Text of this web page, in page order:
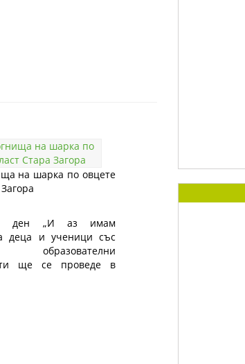
на шарка по овцете
ден „И аз имам
деца и ученици със
образователни
ще се проведе в